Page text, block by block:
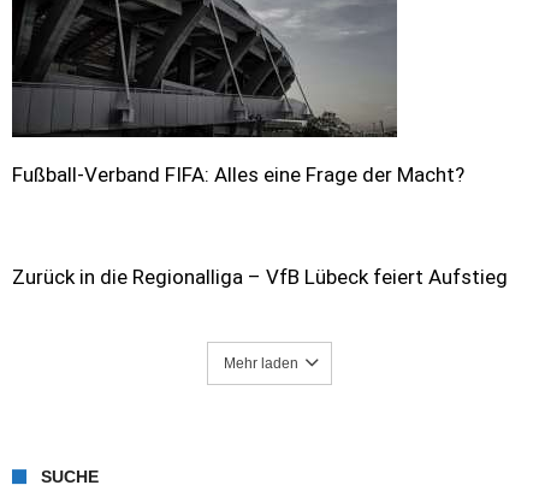
Fußball-Verband FIFA: Alles eine Frage der Macht?
Zurück in die Regionalliga – VfB Lübeck feiert Aufstieg
Mehr laden
SUCHE